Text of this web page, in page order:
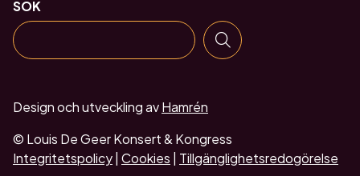
SÖK
Design och utveckling avHamrén
© Louis De Geer Konsert & Kongress
Integritetspolicy| Cookies | Tillgänglighetsredogörelse